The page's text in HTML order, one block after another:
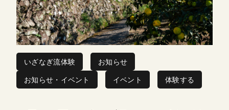
いざなぎ流体験
お知らせ
お知らせ・イベント
イベント 体験する